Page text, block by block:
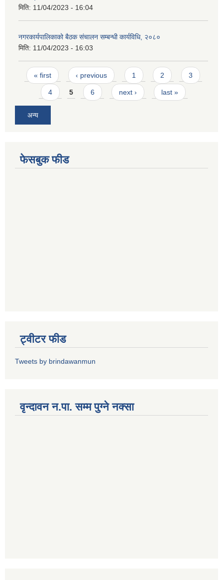
मिति: 11/04/2023 - 16:04
नगरकार्यपालिकाको बैठक संचालन सम्बन्धी कार्यविधि, २०८०
मिति: 11/04/2023 - 16:03
Pages
« first ‹ previous 1 2 3
4 5 6 next › last »
अन्य
फेसबुक फीड
ट्वीटर फीड
Tweets by brindawanmun
वृन्दावन न.पा. सम्म पुग्ने नक्सा